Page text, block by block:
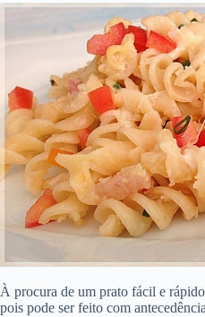
À procura de um prato fácil e
pois pode ser feito com